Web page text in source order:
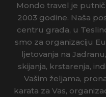
Mondo travel je
2003 godine. Naša
centru grada, u
smo za organizaciju
ljetovanja na
skijanja, krstarenja,
Vašim željama,
karata za Vas,